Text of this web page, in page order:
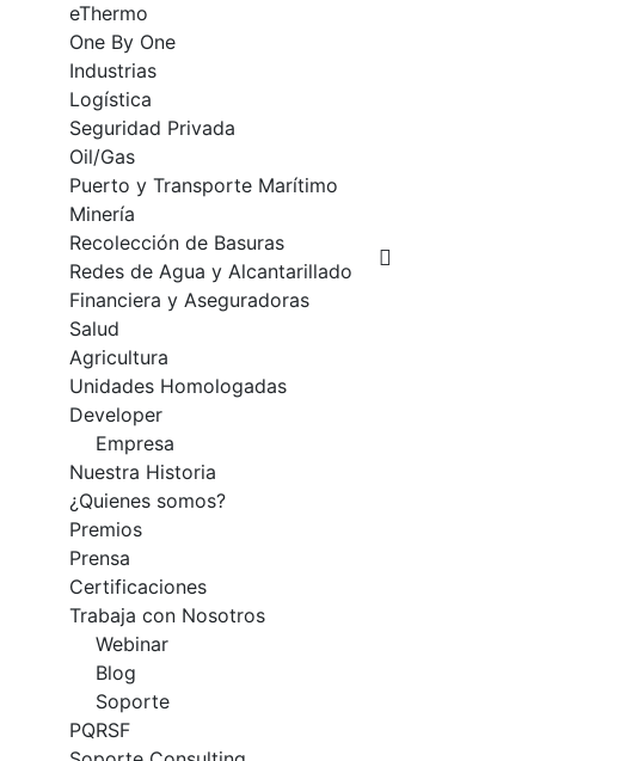
eThermo
One By One
Industrias
Logística
Seguridad Privada
Oil/Gas
Puerto y Transporte Marítimo
Minería
Recolección de Basuras
Redes de Agua y Alcantarillado
Financiera y Aseguradoras
Salud
Agricultura
Unidades Homologadas
Developer
Empresa
Nuestra Historia
¿Quienes somos?
Premios
Prensa
Certificaciones
Trabaja con Nosotros
Webinar
Blog
Soporte
PQRSF